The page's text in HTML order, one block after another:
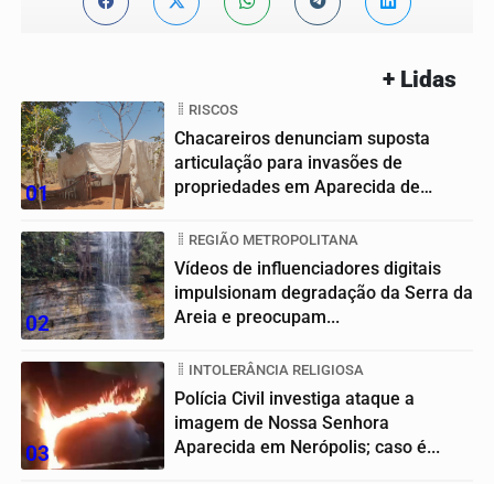
+ Lidas
01
RISCOS
Chacareiros denunciam suposta
articulação para invasões de
propriedades em Aparecida de
02
REGIÃO METROPOLITANA
Vídeos de influenciadores digitais
impulsionam degradação da Serra da
Areia e preocupam...
03
INTOLERÂNCIA RELIGIOSA
Polícia Civil investiga ataque a
imagem de Nossa Senhora
Aparecida em Nerópolis; caso é...